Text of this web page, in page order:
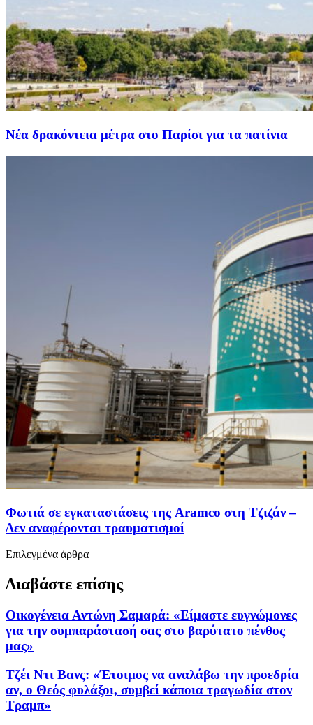
Νέα δρακόντεια μέτρα στο Παρίσι για τα πατίνια
Φωτιά σε εγκαταστάσεις της Aramco στη Τζιζάν –
Δεν αναφέρονται τραυματισμοί
Επιλεγμένα άρθρα
Διαβάστε επίσης
Οικογένεια Αντώνη Σαμαρά: «Είμαστε ευγνώμονες
για την συμπαράστασή σας στο βαρύτατο πένθος
μας»
Τζέι Ντι Βανς: «Έτοιμος να αναλάβω την προεδρία
αν, ο Θεός φυλάξοι, συμβεί κάποια τραγωδία στον
Τραμπ»